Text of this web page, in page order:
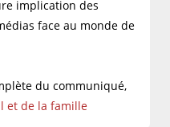
implication des
face au monde de
du communiqué,
et de la famille